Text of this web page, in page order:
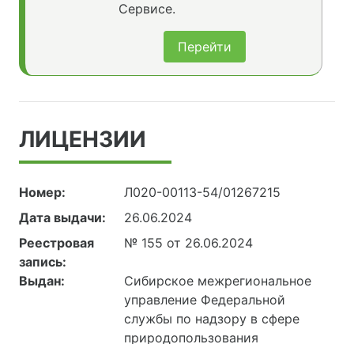
Сервисе.
Перейти
ЛИЦЕНЗИИ
Номер:
Л020-00113-54/01267215
Дата выдачи:
26.06.2024
Реестровая
запись:
№ 155 от 26.06.2024
Выдан:
Сибирское межрегиональное
управление Федеральной
службы по надзору в сфере
природопользования